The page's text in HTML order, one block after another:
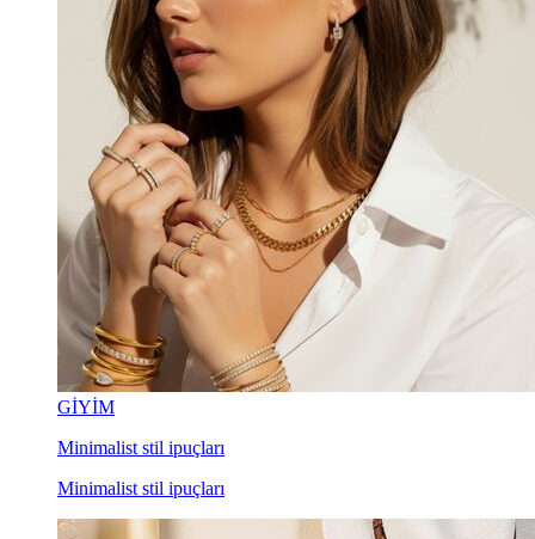
GİYİM
Minimalist stil ipuçları
Minimalist stil ipuçları